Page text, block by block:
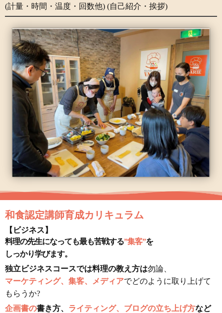
(計量・時間・温度・回数他) (自己紹介・挨拶)
和食認定講師育成カリキュラム
【ビジネス】
料理の先生になっても最も苦戦する”集客”を
しっかり学びます。
独立ビジネスコースでは料理の教え方は勿論、
マーケティング、集客、メディアでどのように取り上げて
もらうか?
企画書の書き方、 ライティング、ブログの立ち上げ方など